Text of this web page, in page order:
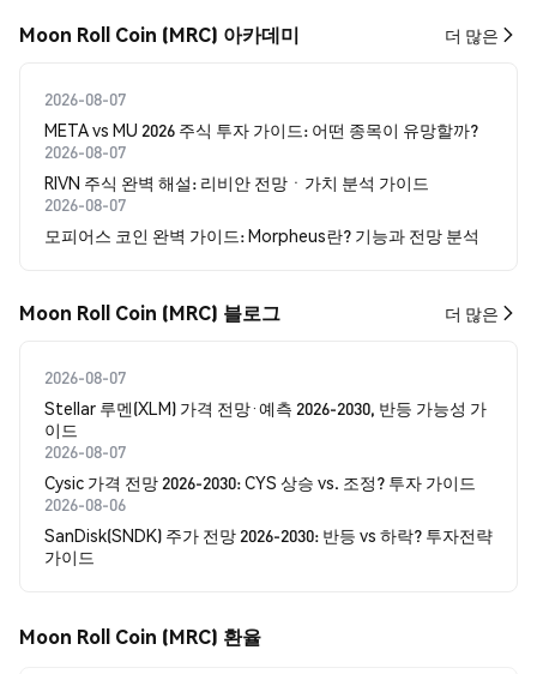
Moon Roll Coin (MRC) 아카데미 더 많은
2026-08-07
META vs MU 2026 주식 투자 가이드: 어떤 종목이 유망할까?
2026-08-07
RIVN 주식 완벽 해설: 리비안 전망ㆍ가치 분석 가이드
2026-08-07
모피어스 코인 완벽 가이드: Morpheus란? 기능과 전망 분석
Moon Roll Coin (MRC) 블로그 더 많은
2026-08-07
Stellar 루멘(XLM) 가격 전망·예측 2026-2030, 반등 가능성 가
이드
2026-08-07
Cysic 가격 전망 2026-2030: CYS 상승 vs. 조정? 투자 가이드
2026-08-06
SanDisk(SNDK) 주가 전망 2026-2030: 반등 vs 하락? 투자전략
가이드
Moon Roll Coin (MRC) 환율